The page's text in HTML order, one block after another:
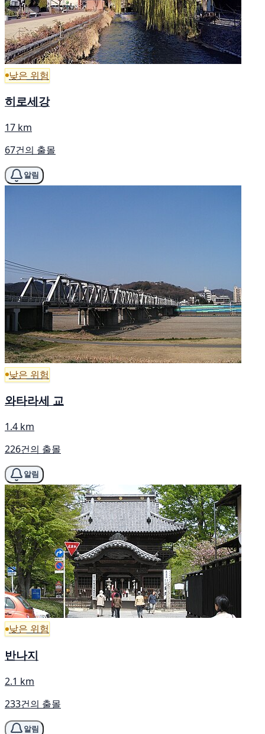
낮은 위험
히로세강
17 km
67건의 출몰
알림
낮은 위험
와타라세 교
1.4 km
226건의 출몰
알림
낮은 위험
반나지
2.1 km
233건의 출몰
알림